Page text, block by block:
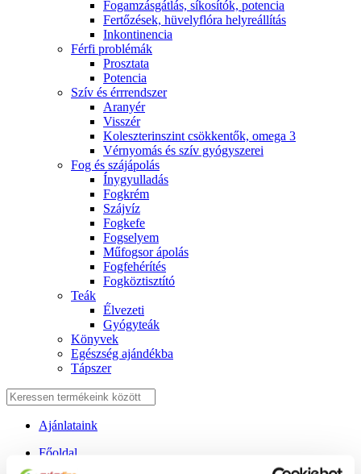
Fogamzásgátlás, síkosítók, potencia
Fertőzések, hüvelyflóra helyreállítás
Inkontinencia
Férfi problémák
Prosztata
Potencia
Szív és érrrendszer
Aranyér
Visszér
Koleszterinszint csökkentők, omega 3
Vérnyomás és szív gyógyszerei
Fog és szájápolás
Í́nygyulladás
Fogkrém
Szájvíz
Fogkefe
Fogselyem
Műfogsor ápolás
Fogfehérítés
Fogköztisztító
Teák
É́lvezeti
Gyógyteák
Könyvek
Egészség ajándékba
Tápszer
Ajánlataink
Főoldal